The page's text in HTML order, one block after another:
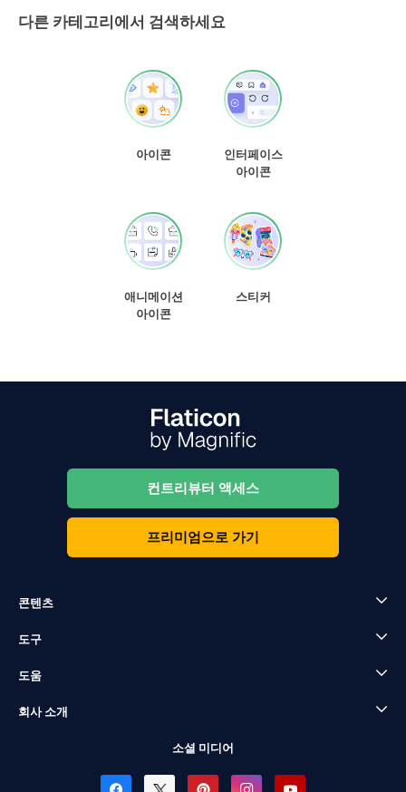
다른 카테고리에서 검색하세요
아이콘
인터페이스
아이콘
애니메이션
아이콘
스티커
컨트리뷰터 액세스
프리미엄으로 가기
콘텐츠
도구
도움
회사 소개
소셜 미디어